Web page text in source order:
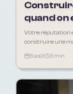
quand on
Votre réputation
construire une
8 août 3 min